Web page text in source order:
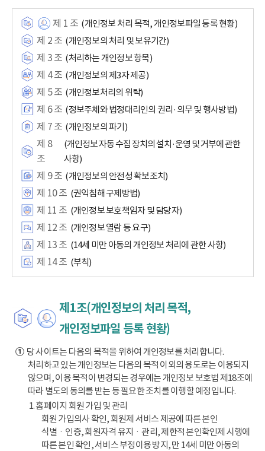
제 1 조 (개인정보 처리 목적, 개인정보파일 등록 현황)
제 2 조 (개인정보의 처리 및 보유기간)
제 3 조 (처리하는 개인정보 항목)
제 4 조 (개인정보의 제3자 제공)
제 5 조 (개인정보처리의 위탁)
제 6 조 (정보주체와 법정대리인의 권리·의무 및 행사방법)
제 7 조 (개인정보의 파기)
제 8
조
(개인정보 자동 수집 장치의 설치·운영 및 거부에 관한
사항)
제 9 조 (개인정보의 안전성 확보조치)
제 10 조 (권익침해 구제방법)
제 11 조 (개인정보 보호책임자 및 담당자)
제 12 조 (개인정보 열람 등 요구)
제 13 조 (14세 미만 아동의 개인정보 처리에 관한 사항)
제 14 조 (부칙)
제1조(개인정보의 처리 목적,
개인정보파일 등록 현황)
①당 사이트는 다음의 목적을 위하여 개인정보를 처리합니다.
처리하고 있는 개인정보는 다음의 목적 이외의 용도로는 이용되지
않으며, 이용 목적이 변경되는 경우에는 개인정보 보호법 제18조에
따라 별도의 동의를 받는 등 필요한 조치를 이행할 예정입니다.
1. 홈페이지 회원 가입 및 관리
회원 가입의사 확인, 회원제 서비스 제공에 따른 본인
식별ㆍ인증, 회원자격 유지ㆍ관리, 제한적 본인확인제 시행에
따른 본인 확인, 서비스 부정이용 방지, 만 14세 미만 아동의